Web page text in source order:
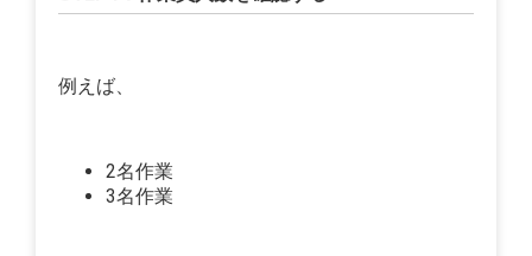
例えば、
2名作業
3名作業